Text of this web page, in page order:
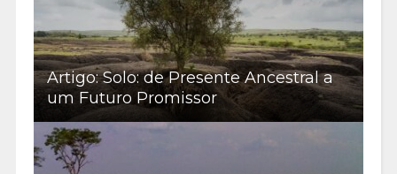
Artigo: Solo: de Presente Ancestral a
um Futuro Promissor